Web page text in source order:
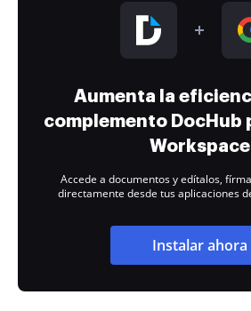
Aumenta la
complemento DocHub
Workspace
Accede a documentos y edítalos,
directamente desde tus aplicaciones
Instalar ahora